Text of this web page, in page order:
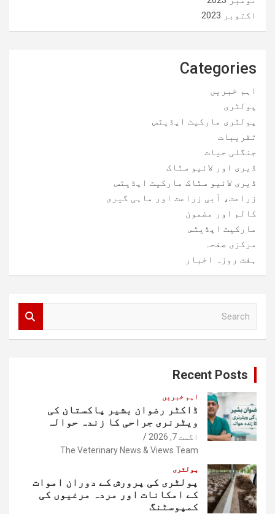
اکتوبر 2023
Categories
اہم خبریں
پولٹری
پولٹری مارکیٹ اپڈیٹس
تقریبات
جنگلی حیات
ڈیری اور لائیو سٹاک
ڈیری لائیو سٹاک مارکیٹ اپڈیٹس
زراعت، آبی زراعت اور ماہی گیری
کالم اور مضمون
مارکیٹ اپڈیٹس
مرکزی صفحہ
ہفت روزہ اخبار
Recent Posts
اہم خبریں
ڈاکٹر رضوان بشیر پاکستان کی
ویٹرنری جراحی کا زندہ حوالہ
اگست 7, 2026
The Veterinary News & Views Team
پولٹری
پولٹری کی پرورش کے دوران اموات
کے امکانات اور مردہ مرغیوں کی
کمپوسٹنگ